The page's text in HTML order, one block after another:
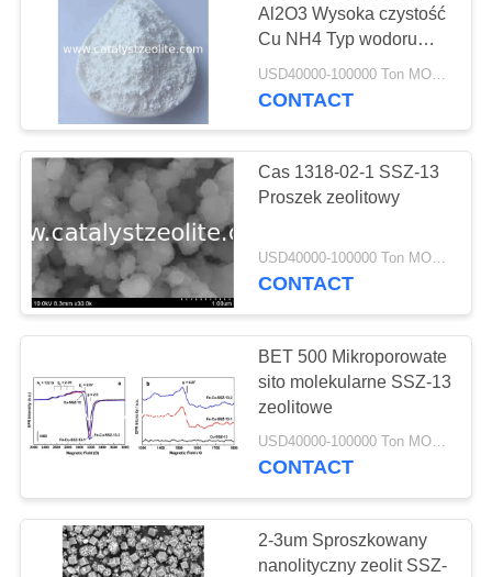
Al2O3 Wysoka czystość
Cu NH4 Typ wodoru
Ssz-13 Zeolitowe sito
molekularne
USD40000-100000 Ton MOQ:1 KG
CONTACT
Cas 1318-02-1 SSZ-13
Proszek zeolitowy
USD40000-100000 Ton MOQ:1 KG
CONTACT
BET 500 Mikroporowate
sito molekularne SSZ-13
zeolitowe
USD40000-100000 Ton MOQ:1 KG
CONTACT
2-3um Sproszkowany
nanolityczny zeolit ​​SSZ-